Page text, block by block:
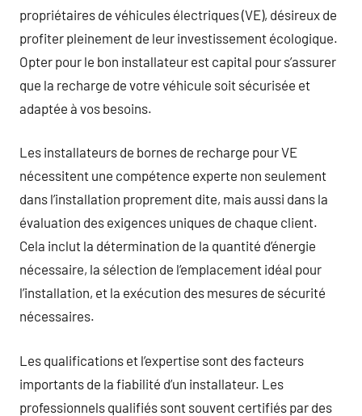
propriétaires de véhicules électriques (VE), désireux de
profiter pleinement de leur investissement écologique.
Opter pour le bon installateur est capital pour s’assurer
que la recharge de votre véhicule soit sécurisée et
adaptée à vos besoins.
Les installateurs de bornes de recharge pour VE
nécessitent une compétence experte non seulement
dans l’installation proprement dite, mais aussi dans la
évaluation des exigences uniques de chaque client.
Cela inclut la détermination de la quantité d’énergie
nécessaire, la sélection de l’emplacement idéal pour
l’installation, et la exécution des mesures de sécurité
nécessaires.
Les qualifications et l’expertise sont des facteurs
importants de la fiabilité d’un installateur. Les
professionnels qualifiés sont souvent certifiés par des